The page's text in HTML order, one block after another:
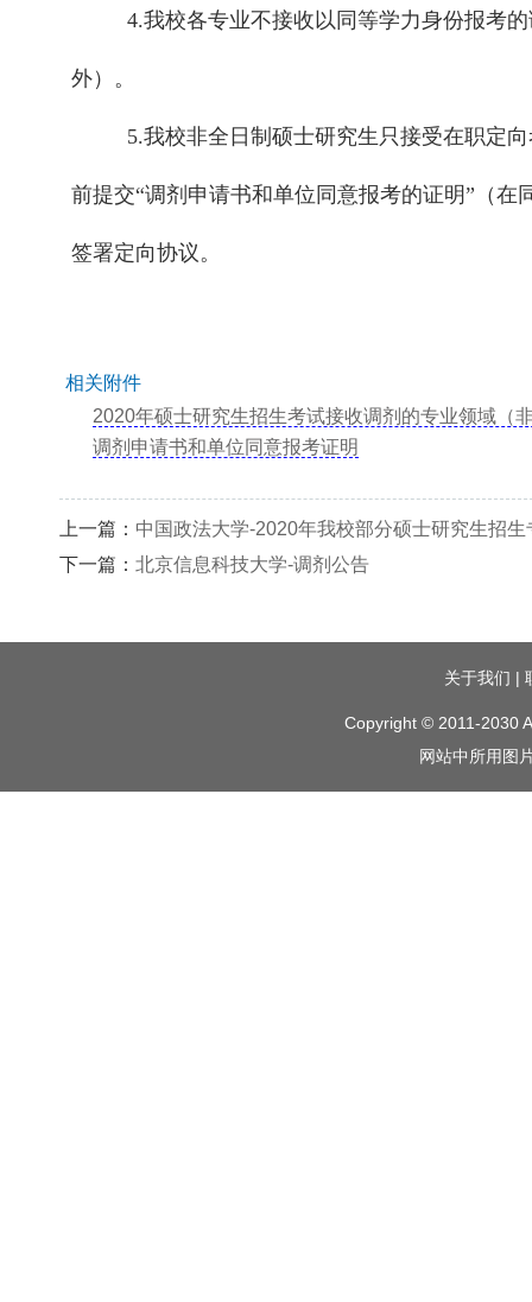
4.我校各专业不接收以同等学力身份报考
外）。
5.我校非全日制硕士研究生只接受在职定
前提交“调剂申请书和单位同意报考的证明”（
签署定向协议。
相关附件
2020年硕士研究生招生考试接收调剂的专业领域（
调剂申请书和单位同意报考证明
上一篇： 中国政法大学-2020年我校部分硕士研究生招
下一篇： 北京信息科技大学-调剂公告
关于我们 |
Copyright © 2011-2030
网站中所用图